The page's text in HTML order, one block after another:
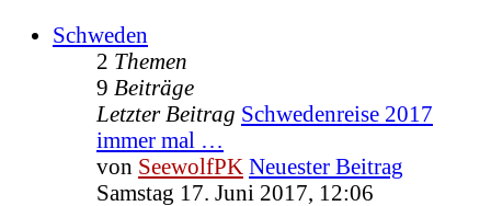
Schweden
2 Themen
9 Beiträge
Letzter Beitrag Schwedenreise 2017
immer mal …
von SeewolfPK Neuester Beitrag
Samstag 17. Juni 2017, 12:06